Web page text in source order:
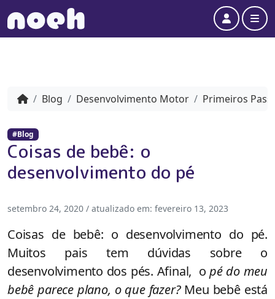
Account
Blog Desenvolvimento Motor Primeiros
#Blog
Coisas de bebê: o
desenvolvimento do pé
setembro 24, 2020 / atualizado em: fevereiro 13, 2023
Coisas de bebê: o desenvolvimento do pé.
Muitos pais tem dúvidas sobre o
desenvolvimento dos pés. Afinal, o pé do meu
bebê parece plano, o que fazer?Meu bebê está